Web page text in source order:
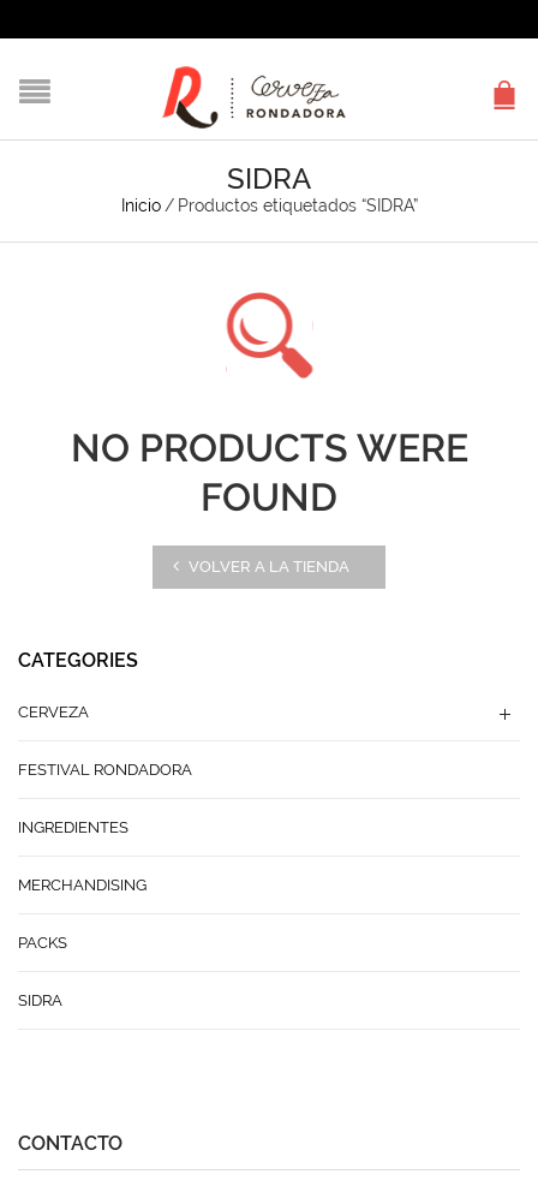
SIDRA
Inicio / Productos etiquetados “SIDRA”
NO PRODUCTS WERE
FOUND
VOLVER A LA TIENDA
CATEGORIES
CERVEZA
FESTIVAL RONDADORA
INGREDIENTES
MERCHANDISING
PACKS
SIDRA
CONTACTO